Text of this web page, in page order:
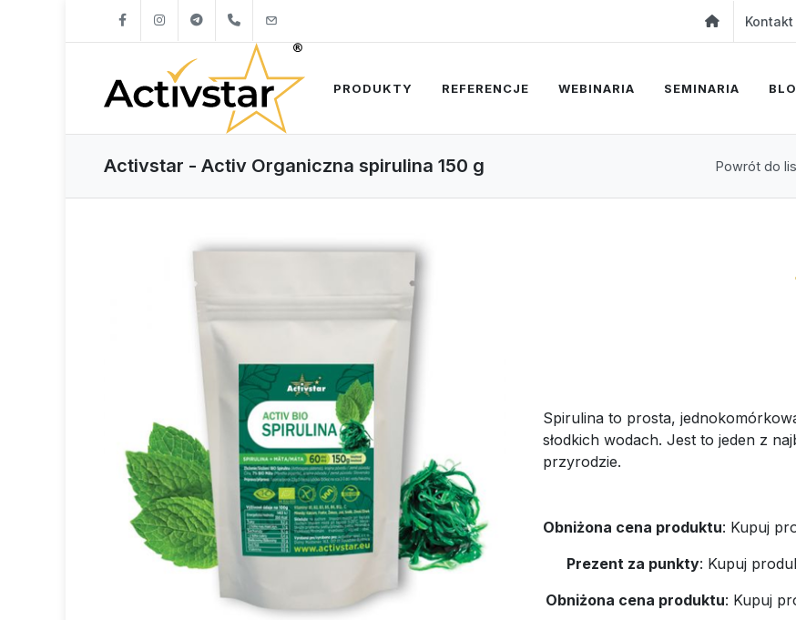
+421904262747 Kontakt
PRODUKTY REFERENCJE WEBINARIA SEMINARIA
Activstar - Activ Organiczna spirulina 150 g Powrót do
Spirulina to prosta,
słodkich wodach. Jest to jeden z
przyrodzie.
Obniżona cena produktu: Kupuj
Prezent za punkty: Kupuj
Obniżona cena produktu: Kupuj